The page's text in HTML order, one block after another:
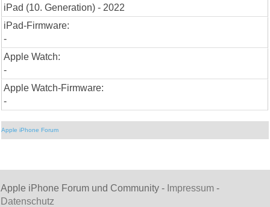
iPad (10. Generation) - 2022
iPad-Firmware:
-
Apple Watch:
-
Apple Watch-Firmware:
-
Apple iPhone Forum
Apple iPhone Forum und Community - Impressum -
Datenschutz